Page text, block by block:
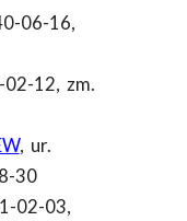
06-16,
02-12, zm.
, ur.
30
02-03,